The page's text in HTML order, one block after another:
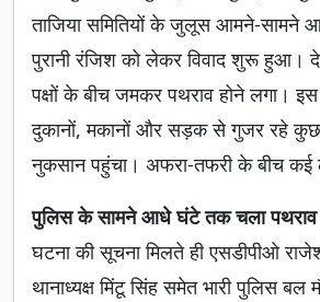
ताजिया समितियों के जुलूस आमने-सामने
पुरानी रंजिश को लेकर विवाद शुरू हुआ।
पक्षों के बीच जमकर पथराव होने लगा।
दुकानों, मकानों और सड़क से गुजर रहे कुछ
नुकसान पहुंचा। अफरा-तफरी के बीच कई
पुलिस के सामने आधे घंटे तक चला पथराव
घटना की सूचना मिलते ही एसडीपीओ
थानाध्यक्ष मिंटू सिंह समेत भारी पुलिस बल